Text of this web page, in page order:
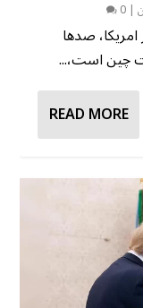
|
0
صدها
چین است،...
READ MORE